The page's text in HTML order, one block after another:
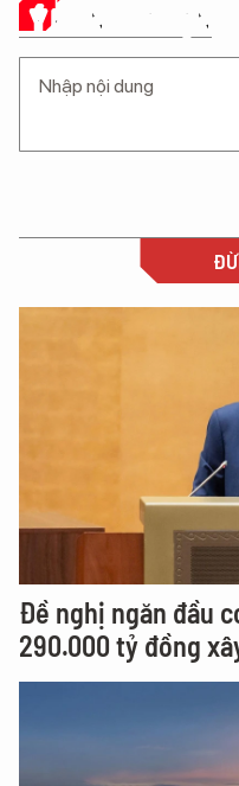
Ý KIẾN CỦA BẠN
Đề nghị ngăn đầu
290.000 tỷ đồng